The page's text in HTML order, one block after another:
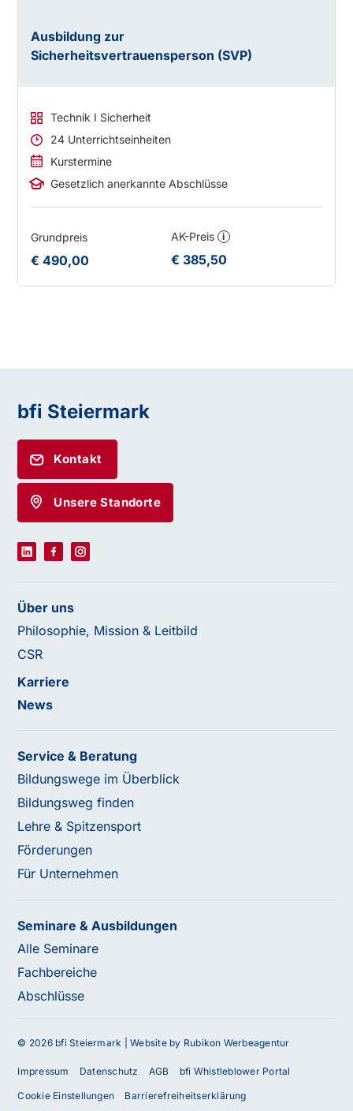
Ausbildung zur
Sicherheitsvertrauensperson (SVP)
Technik I Sicherheit
24 Unterrichtseinheiten
Kurstermine
Gesetzlich anerkannte Abschlüsse
Grundpreis
€ 490,00
AK-Preis i
€ 385,50
bfi Steiermark
Kontakt
Unsere Standorte
Über uns
Philosophie, Mission & Leitbild
CSR
Karriere
News
Service & Beratung
Bildungswege im Überblick
Bildungsweg finden
Lehre & Spitzensport
Förderungen
Für Unternehmen
Seminare & Ausbildungen
Alle Seminare
Fachbereiche
Abschlüsse
© 2026 bfi Steiermark |Website by Rubikon Werbeagentur
Impressum Datenschutz AGB bfi Whistleblower Portal
Cookie Einstellungen Barrierefreiheitserklärung